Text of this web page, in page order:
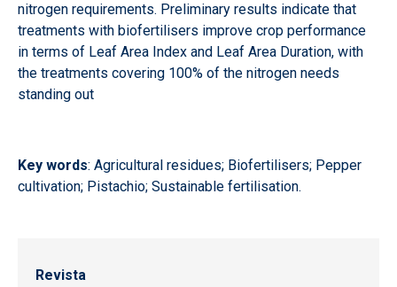
nitrogen requirements. Preliminary results indicate that
treatments with biofertilisers improve crop performance
in terms of Leaf Area Index and Leaf Area Duration, with
the treatments covering 100% of the nitrogen needs
standing out
Key words: Agricultural residues; Biofertilisers; Pepper
cultivation; Pistachio; Sustainable fertilisation.
Revista